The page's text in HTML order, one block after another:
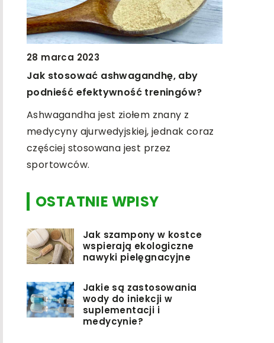
2023
ashwagandhę, aby
efektywność treningów?
jest ziołem znany z
ajurwedyjskiej, jednak coraz
stosowana jest przez
4 września 2024
rodzajów peptydów
sportowej
Odkryj różnice w
rodzajów peptydów
suplementacji
OSTATNIE WPISY
Jak szampony w kostce
wspierają ekologiczne
nawyki pielęgnacyjne
Jakie są zastosowania
wody do iniekcji w
suplementacji i
medycynie?